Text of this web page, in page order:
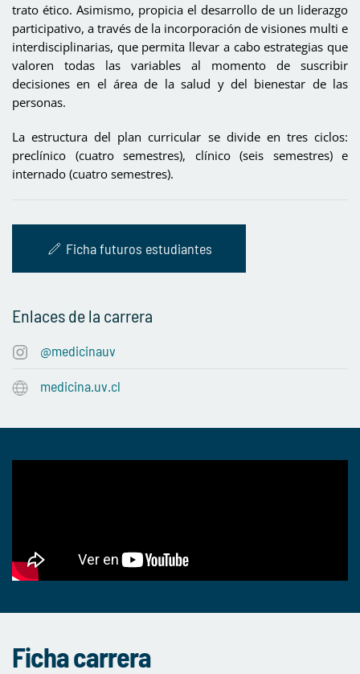
trato ético. Asimismo, propicia el desarrollo de un liderazgo
participativo, a través de la incorporación de visiones multi e
interdisciplinarias, que permita llevar a cabo estrategias que
valoren todas las variables al momento de suscribir
decisiones en el área de la salud y del bienestar de las
personas.
La estructura del plan curricular se divide en tres ciclos:
preclínico (cuatro semestres), clínico (seis semestres) e
internado (cuatro semestres).
Ficha futuros estudiantes
Enlaces de la carrera
@medicinauv
medicina.uv.cl
Ficha carrera